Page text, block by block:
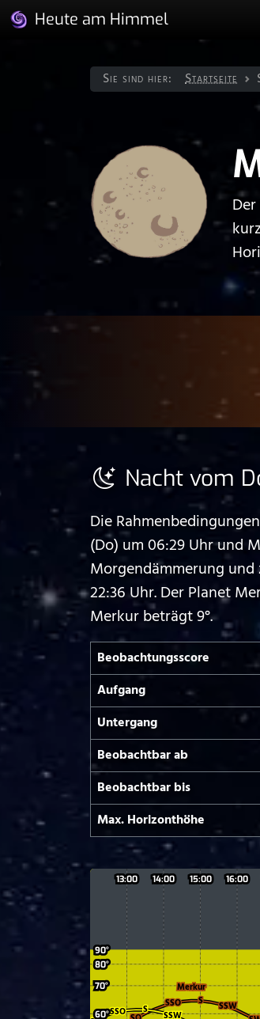
Heute am Himmel
Sie sind hier: Startseite
Nacht vom
Die
(Do) um 06:29 Uhr und
Morgendämmerung und
22:36 Uhr. Der Planet
Merkur beträgt 9°.
Beobachtungs­score
Aufgang
Untergang
Beobachtbar ab
Beobachtbar bis
Max. Horizont­höhe